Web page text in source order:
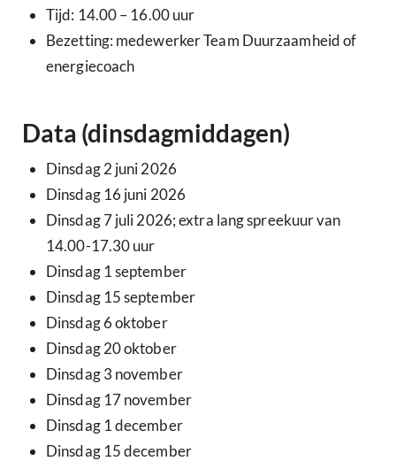
Tijd: 14.00 – 16.00 uur
Bezetting: medewerker Team Duurzaamheid of
energiecoach
Data (dinsdagmiddagen)
Dinsdag 2 juni 2026
Dinsdag 16 juni 2026
Dinsdag 7 juli 2026; extra lang spreekuur van
14.00-17.30 uur
Dinsdag 1 september
Dinsdag 15 september
Dinsdag 6 oktober
Dinsdag 20 oktober
Dinsdag 3 november
Dinsdag 17 november
Dinsdag 1 december
Dinsdag 15 december